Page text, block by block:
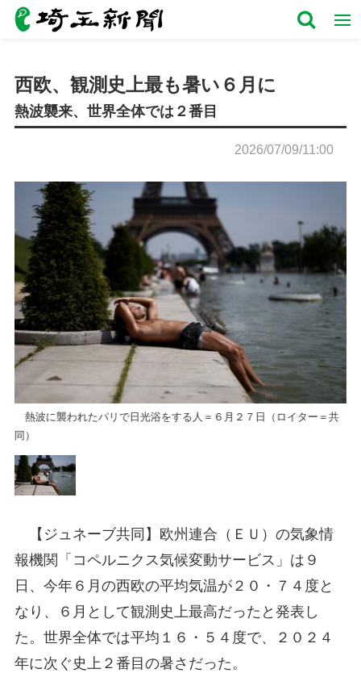
西欧、観測史上最も暑い６月に
熱波襲来、世界全体では２番目
2026/07/09/11:00
熱波に襲われたパリで日光浴をする人＝６月２７日（ロイター＝共
同）
【ジュネーブ共同】欧州連合（ＥＵ）の気象情
報機関「コペルニクス気候変動サービス」は９
日、今年６月の西欧の平均気温が２０・７４度と
なり、６月として観測史上最高だったと発表し
た。世界全体では平均１６・５４度で、２０２４
年に次ぐ史上２番目の暑さだった。